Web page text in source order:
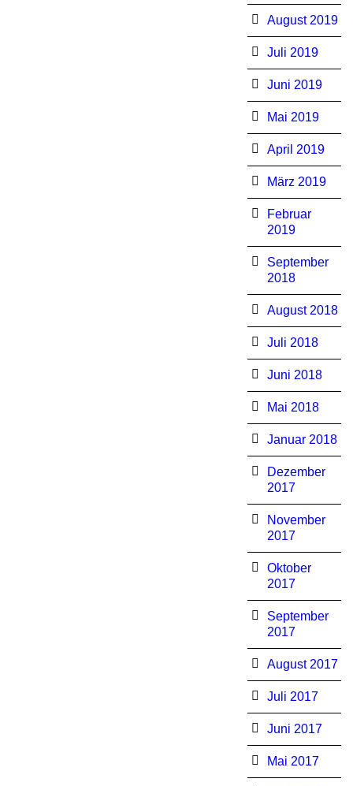
August 2019
Juli 2019
Juni 2019
Mai 2019
April 2019
März 2019
Februar
2019
September
2018
August 2018
Juli 2018
Juni 2018
Mai 2018
Januar 2018
Dezember
2017
November
2017
Oktober
2017
September
2017
August 2017
Juli 2017
Juni 2017
Mai 2017